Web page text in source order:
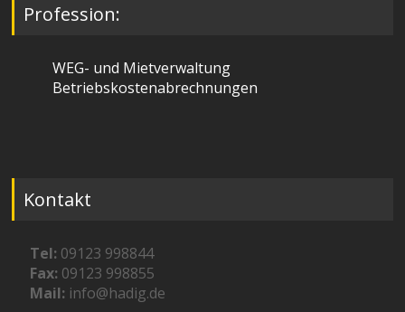
Profession:
WEG- und Mietverwaltung
Betriebskostenabrechnungen
Kontakt
Tel: 09123 998844
Fax: 09123 998855
Mail: info@hadig.de